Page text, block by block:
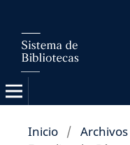
Inicio / Archivos